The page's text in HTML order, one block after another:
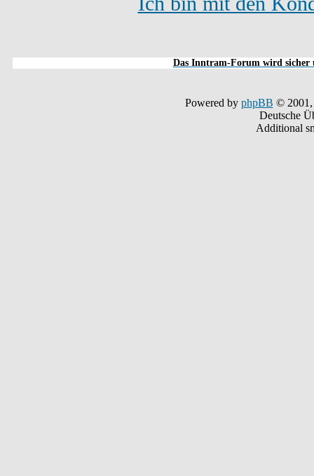
Das Inntram-Forum wird sicher
Powered by phpBB © 2001,
Deutsche
Additional